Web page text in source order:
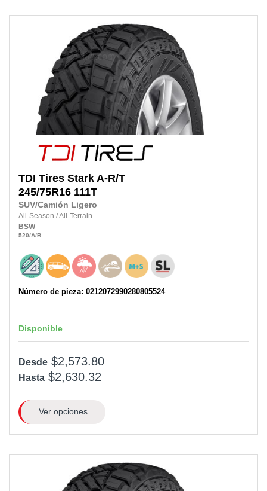
TDI Tires Stark A-R/T
245/75R16 111T
SUV/Camión Ligero
All-Season /All-Terrain
BSW
520/A/B
Número de pieza: 0212072990280805524
Disponible
Desde $2,573.80
Hasta $2,630.32
Ver opciones